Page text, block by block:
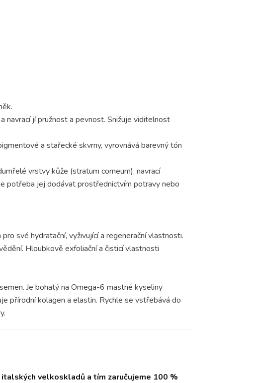
navrací jí pružnost a pevnost. Snižuje viditelnost
a stařecké skvrny, vyrovnává barevný tón
vrstvy kůže (stratum corneum), navrací
potřeba jej dodávat prostřednictvím potravy nebo
své hydratační, vyživující a regenerační vlastnosti.
Hloubkově exfoliační a čisticí vlastnosti
Je bohatý na Omega-6 mastné kyseliny
přírodní kolagen a elastin. Rychle se vstřebává do
velkoskladů a tím zaručujeme 100 %